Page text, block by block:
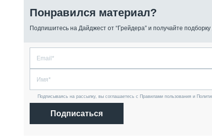
Понравился материал?
Подпишитесь на Дайджест от “Грейдера” и получайте
Подписываясь на рассылку, вы соглашаетесь с Правилами пользования и
Подписаться